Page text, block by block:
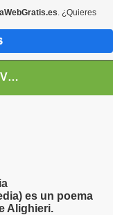
Encuentro Literario Virtual
es un poema
Alighieri.
. ¿Quieres